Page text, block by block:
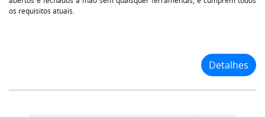
os requisitos atuais.
Detalhes